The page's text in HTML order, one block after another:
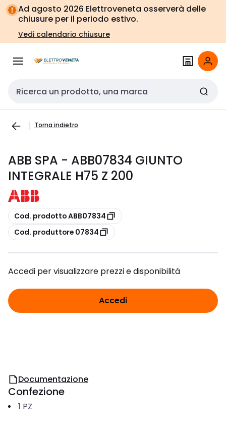
Vai alla
navigazione
Vai
alla
pagina
Ad agosto 2026 Elettroveneta osserverà delle
chiusure per il periodo estivo.
Vedi calendario chiusure
Cerca input
Torna indietro
ABB SPA - ABB07834 GIUNTO
INTEGRALE H75 Z 200
copia
Cod. prodotto ABB07834
copia
Cod. produttore 07834
Accedi per visualizzare prezzi e disponibilità
Accedi
Documentazione
Confezione
1 PZ